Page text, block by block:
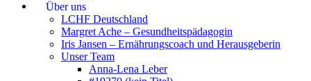
Über uns
LCHF Deutschland
Margret Ache – Gesundheitspädagogin
Iris Jansen – Ernährungscoach und Herausgeberin
Unser Team
Anna-Lena Leber